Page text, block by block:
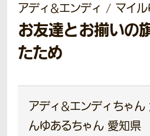
アディ&エンディ / マイル
お友達とお揃いの
たため
アディ&エンディちゃん
んゆあるちゃん 愛知県